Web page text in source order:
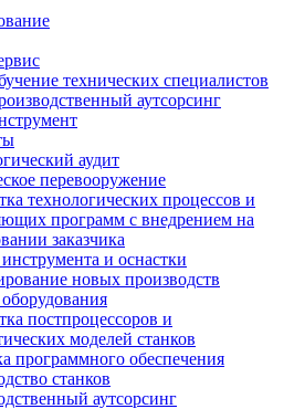
технических специалистов
аутсорсинг
аудит
перевооружение
технологических процессов и
программ с внедрением на
заказчика
и оснастки
новых производств
постпроцессоров и
моделей станков
программного обеспечения
станков
аутсорсинг